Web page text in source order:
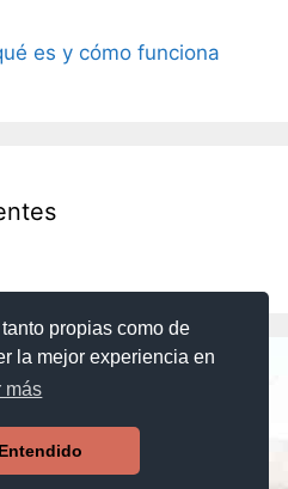
propias como de
la mejor experiencia en
más
Entendido
es y cómo funciona
257, Torre Sur, planta 1
Madrid
847 847
|Politica de Privacidad